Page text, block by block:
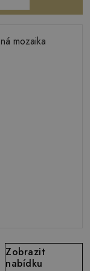
Zobrazit
nabídku